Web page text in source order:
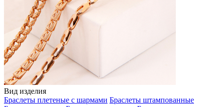
Вид изделия
Браслеты плетеные с шармами Браслеты штампованные